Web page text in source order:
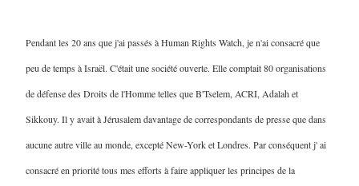
Pendant les 20 ans que j'ai passés à Human Rights Watch, je n'ai consacré que
peu de temps à Israël. C'était une société ouverte. Elle comptait 80 organisations
de défense des Droits de l'Homme telles que B'Tselem, ACRI, Adalah et
Sikkouy. Il y avait à Jérusalem davantage de correspondants de presse que dans
aucune autre ville au monde, excepté New-York et Londres. Par conséquent j' ai
consacré en priorité tous mes efforts à faire appliquer les principes de la